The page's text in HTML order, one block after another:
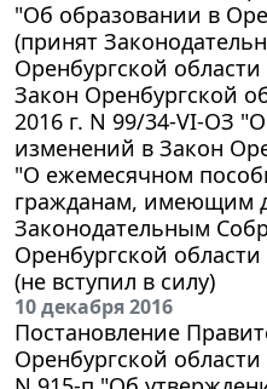
"Об образовании в
(принят
Оренбургской области
Закон Оренбургской
2016 г. N 99/34-VI-ОЗ
изменений в Закон
"О ежемесячном
гражданам, имеющим
Законодательным
Оренбургской области
(не вступил в силу)
10 декабря 2016
Постановление
Оренбургской области